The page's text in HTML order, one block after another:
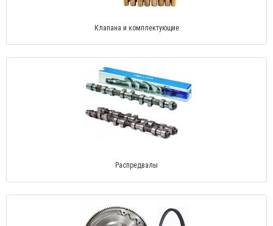
Клапана и комплектующие
Распредвалы